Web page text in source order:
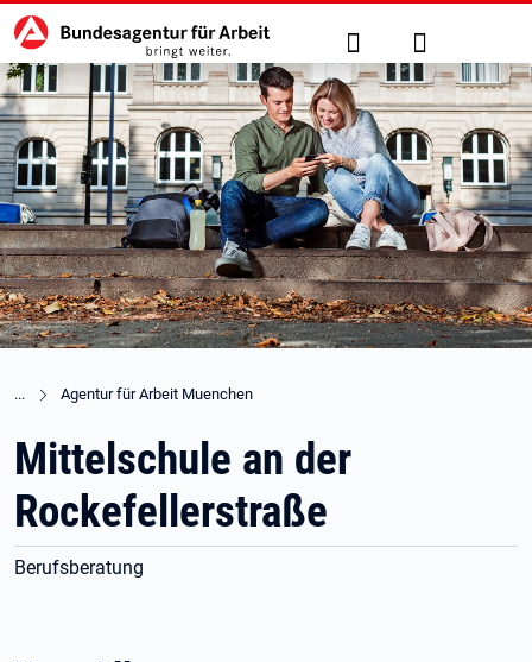
zu den Hauptinhalten springen
Hauptnavigation Suche Anmelden
Agentur für Arbeit Muenchen
Mittelschule an der
Rockefellerstraße
Berufsberatung